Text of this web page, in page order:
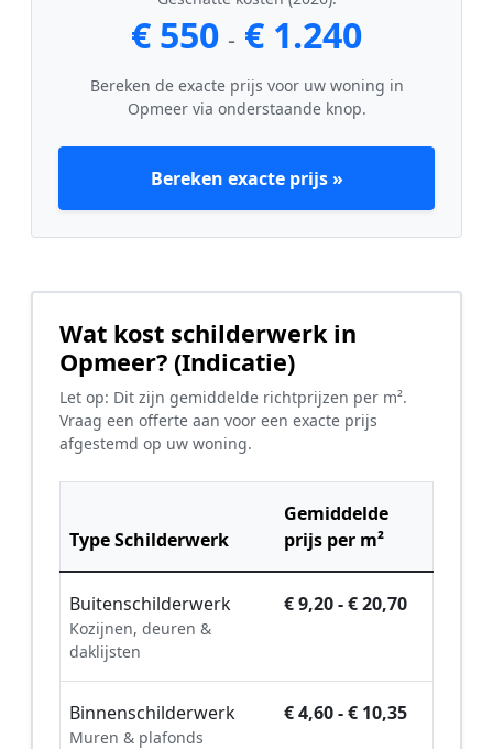
€ 550 - € 1.240
Bereken de exacte prijs voor uw woning in
Opmeer via onderstaande knop.
Bereken exacte prijs »
Wat kost schilderwerk in
Opmeer? (Indicatie)
Let op: Dit zijn gemiddelde richtprijzen per m².
Vraag een offerte aan voor een exacte prijs
afgestemd op uw woning.
Type Schilderwerk
Gemiddelde
prijs per m²
Buitenschilderwerk
Kozijnen, deuren &
daklijsten
€ 9,20 - € 20,70
Binnenschilderwerk
Muren & plafonds
€ 4,60 - € 10,35